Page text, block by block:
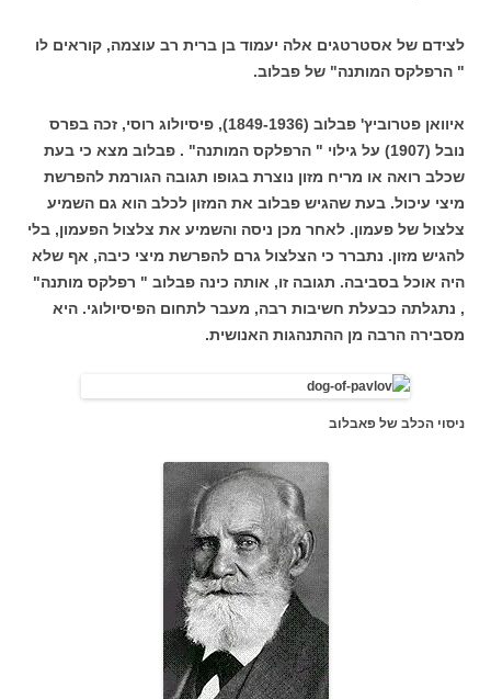
לצידם של אסטרטגים אלה יעמוד בן ברית רב עוצמה, קוראים לו
" הרפלקס המותנה" של פבלוב.
איוואן
פטרוביץ' פבלוב (1849-1936), פיסיולוג רוסי, זכה בפרס
נובל (1907) על גילוי " הרפלקס המותנה" . פבלוב מצא כי בעת
שכלב רואה או מריח מזון נוצרת בגופו תגובה הגורמת להפרשת
מיצי עיכול. בעת שהגיש פבלוב את המזון לכלב הוא גם השמיע
צלצול של פעמון. לאחר מכן ניסה והשמיע את צלצול הפעמון, בלי
להגיש מזון. נתברר כי הצלצול גרם להפרשת מיצי כיבה, אף שלא
היה אוכל בסביבה. תגובה זו, אותה כינה פבלוב " רפלקס מותנה"
, נתגלתה כבעלת חשיבות רבה, מעבר לתחום הפיסיולוגי. היא
מסבירה הרבה מן ההתנהגות האנושית.
ניסוי הכלב של פאבלוב